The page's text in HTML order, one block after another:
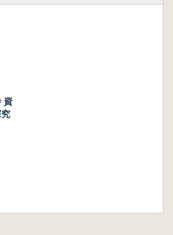
北か/施設は時計回りに記
食堂推定地の発掘成
原―一坊半に収まる建物施
堂院の機能―一坊半
収まる建物施設の全
造と機能―一坊半に収ま
寺からの類推/大安寺政所
半と関係が深い建物
る/寺院地北部に禅院
収まらない/発掘を踏まえ
部の食堂」説/食堂推